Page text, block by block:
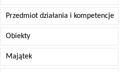
Przedmiot działania i kompetencje
Obiekty
Majątek